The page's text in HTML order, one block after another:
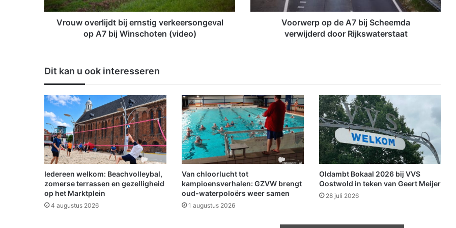
r
b
i
j
r
n
s
t
i
g
v
e
r
Vrouw overlijdt bij ernstig verkeersongeval
op A7 bij Winschoten (video)
o
i
j
S
c
h
e
e
m
a
v
Voorwerp op de A7 bij Scheemda
verwijderd door Rijkswaterstaat
Dit kan u ook interesseren
Iedereen welkom: Beachvolleybal,
zomerse terrassen en gezelligheid
op het Marktplein
4 augustus 2026
Van chloorlucht tot
kampioensverhalen: GZVW brengt
oud-waterpoloërs weer samen
1 augustus 2026
Oldambt Bokaal 2026 bij VVS
Oostwold in teken van Geert Meijer
28 juli 2026